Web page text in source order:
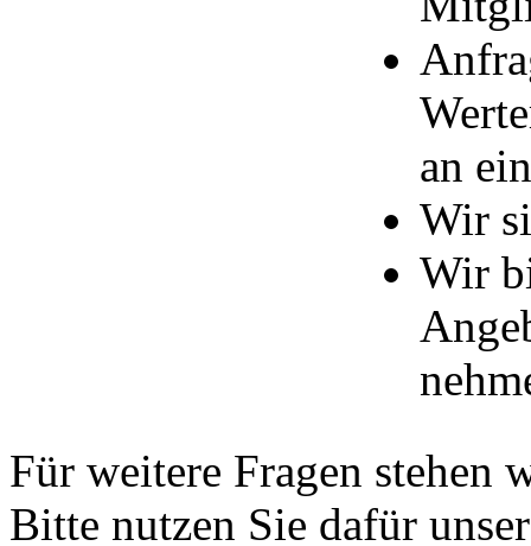
an
Wir
Wir
Für weitere Fragen stehen
Bitte nutzen Sie dafür